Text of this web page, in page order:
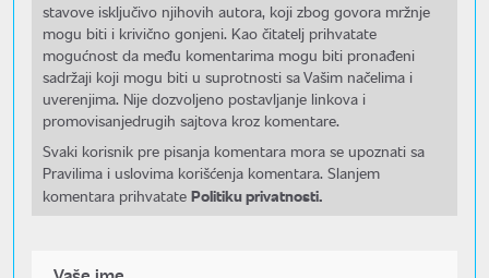
stavove isključivo njihovih autora, koji zbog govora mržnje
mogu biti i krivično gonjeni. Kao čitatelj prihvatate
mogućnost da među komentarima mogu biti pronađeni
sadržaji koji mogu biti u suprotnosti sa Vašim načelima i
uverenjima. Nije dozvoljeno postavljanje linkova i
promovisanjedrugih sajtova kroz komentare.
Svaki korisnik pre pisanja komentara mora se upoznati sa
Pravilima i uslovima korišćenja komentara. Slanjem
komentara prihvatate Politiku privatnosti.